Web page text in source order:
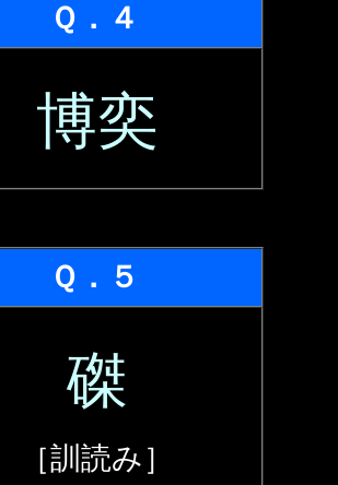
Ｑ．４
博奕
Ｑ．５
磔
［訓読み］